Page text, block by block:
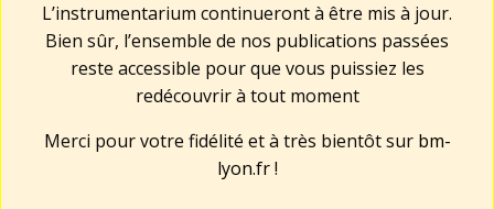
L’instrumentarium continueront à être mis à jour.
Bien sûr, l’ensemble de nos publications passées
reste accessible pour que vous puissiez les
redécouvrir à tout moment
Merci pour votre fidélité et à très bientôt sur bm-
lyon.fr!